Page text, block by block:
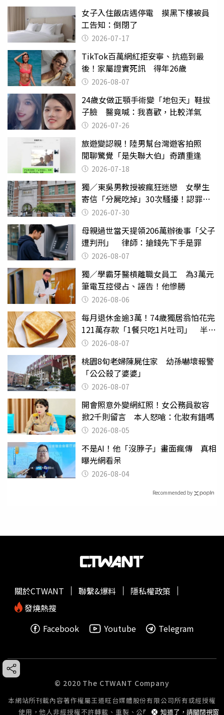
女子入住飯店遇停電 摸黑下樓被員
工告知：倒閉了
2026-07-17
TikTok百萬網紅拒安寧、抗癌到最
後！家屬證實死訊 得年26歲
2026-08-07
24歲女做正顎手術變「地包天」鞋拔
子臉 醫竟喊：我喜歡，比較洋氣
2026-07-26
旅遊變認親！陸男幫台灣遊客拍照
閒聊驚覺「是失聯大伯」奇蹟重逢
2026-07-18
獨／東吳男教授被瘋狂迷戀 女學生
寄信「分屍吃掉」30次騷擾！認罪免
關 2026-07-30
母親過世當天提領206萬辦後事「父子
遭判刑」 律師：搶錢先下手是罪
2026-08-07
獨／學霸牙醫槓離職女員工 為3萬元
筆電互控侵占、誣告！他慘勝
2026-08-06
每月退休金逾3萬！74歲獨居翁怕花完
121萬存款「1餐只吃1片吐司」 半年
後暴瘦嚇壞女兒
2026-08-07
桃園8旬老婦陳屍住家 幼孫嚇壞報警
「公公殺了婆婆」
2026-08-07
開會照意外變網紅照！女公務員妝容
掀2千則留言 本人怒嗆：化妝有錯嗎
2026-08-05
不是AI！他「沒脖子」畫面瘋傳 真相
曝光網看呆
2026-08-04
Recommended by
知道了，請關閉視窗
關於CTWANT 聯繫&爆料
隱私權政策
發燒熱搜
Facebook
Youtube Telegram
© 2020 The CTWANT Company
本網站所刊載內容著作權屬王道旺台媒體股份有限公司所有或經授權
使用，他人非經授權不許轉載、重製、公開播送或公開傳輸。